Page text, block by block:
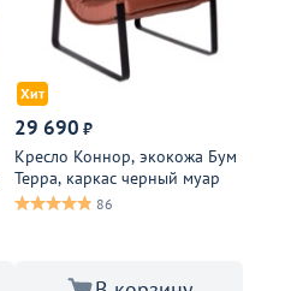
Хит
29 690 ₽
Кресло Коннор, экокожа Бум
Терра, каркас черный муар
86